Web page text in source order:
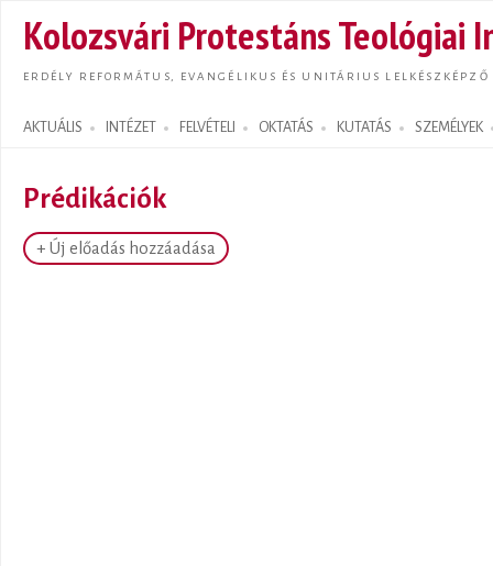
Kolozsvári Protestáns Teológiai
ERDÉLY REFORMÁTUS, EVANGÉLIKUS ÉS UNITÁRIUS LELKÉSZKÉPZŐ
AKTUÁLIS INTÉZET FELVÉTELI OKTATÁS KUTATÁS SZEMÉLYEK
Search form
Prédikációk
+ Új előadás hozzáadása